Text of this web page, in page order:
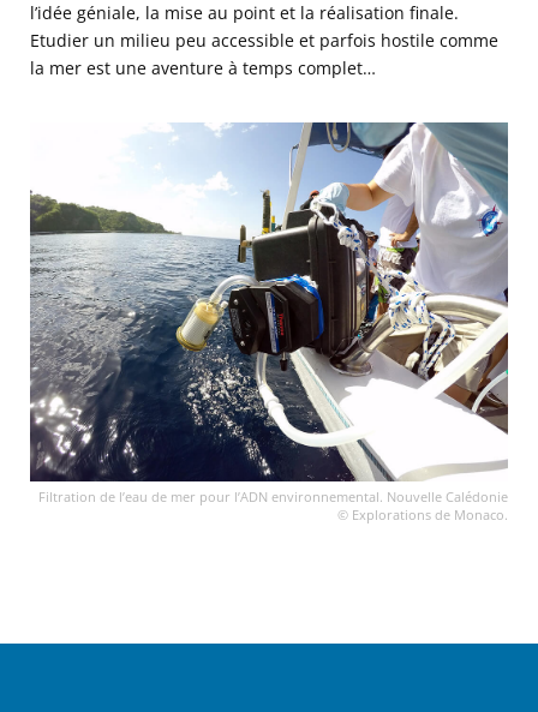
l’idée géniale, la mise au point et la réalisation finale.
Etudier un milieu peu accessible et parfois hostile comme
la mer est une aventure à temps complet…
Filtration de l’eau de mer pour l’ADN environnemental. Nouvelle Calédonie
© Explorations de Monaco.